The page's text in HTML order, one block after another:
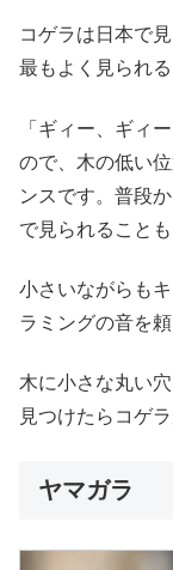
コゲラは日本で
最もよく見られる
「ギィー、ギィ
ので、木の低い
ンスです。普段
で見られることも
小さいながらも
ラミングの音を
木に小さな丸い
見つけたらコゲ
ヤマガラ